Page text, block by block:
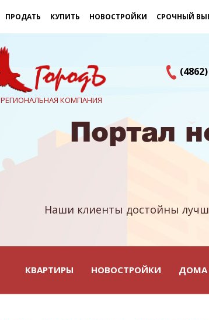
ПРОДАТЬ КУПИТЬ НОВОСТРОЙКИ СРОЧНЫЙ
РЕГИОНАЛЬНАЯ КОМПАНИЯ
Портал
Наши клиенты достойны
КВАРТИРЫ НОВОСТРОЙКИ ДОМА